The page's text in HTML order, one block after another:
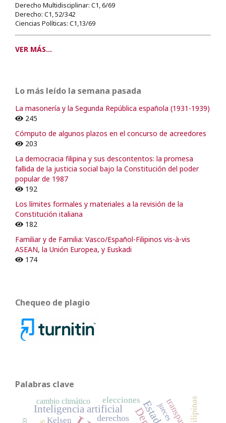
Derecho Multidisciplinar: C1, 6/69
Derecho: C1, 52/342
Ciencias Políticas: C1,13/69
VER MÁS...
Lo más leído la semana pasada
La masonería y la Segunda República española (1931-1939)
245
Cómputo de algunos plazos en el concurso de acreedores
203
La democracia filipina y sus descontentos: la promesa
fallida de la justicia social bajo la Constitución del poder
popular de 1987
192
Los límites formales y materiales a la revisión de la
Constitución italiana
182
Familiar y de Familia: Vasco/Español-Filipinos vis-à-vis
ASEAN, la Unión Europea, y Euskadi
174
Chequeo de plagio
Palabras clave
Inteligencia artificial Filipinas
derechos
elecciones
Kelsen
cambio climático jueces